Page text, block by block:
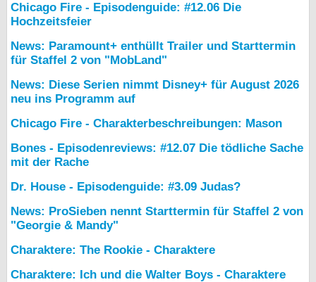
Chicago Fire - Episodenguide: #12.06 Die
Hochzeitsfeier
News: Paramount+ enthüllt Trailer und Starttermin
für Staffel 2 von "MobLand"
News: Diese Serien nimmt Disney+ für August 2026
neu ins Programm auf
Chicago Fire - Charakterbeschreibungen: Mason
Bones - Episodenreviews: #12.07 Die tödliche Sache
mit der Rache
Dr. House - Episodenguide: #3.09 Judas?
News: ProSieben nennt Starttermin für Staffel 2 von
"Georgie & Mandy"
Charaktere: The Rookie - Charaktere
Charaktere: Ich und die Walter Boys - Charaktere